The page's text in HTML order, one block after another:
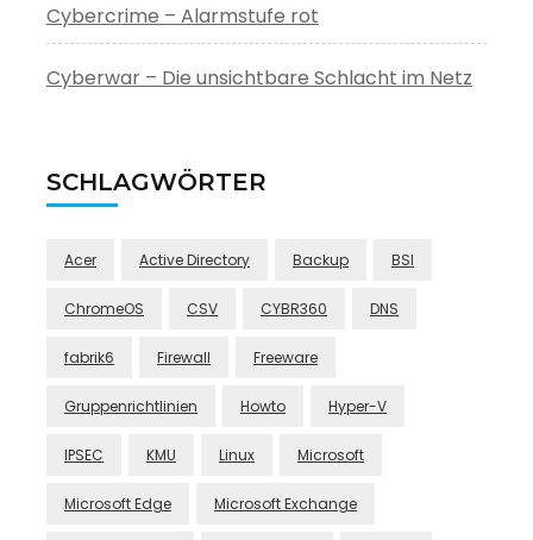
Cybercrime – Alarmstufe rot
Cyberwar – Die unsichtbare Schlacht im Netz
SCHLAGWÖRTER
Acer Active Directory Backup BSI
ChromeOS CSV CYBR360 DNS
fabrik6 Firewall Freeware
Gruppenrichtlinien Howto Hyper-V
IPSEC KMU Linux Microsoft
Microsoft Edge Microsoft Exchange